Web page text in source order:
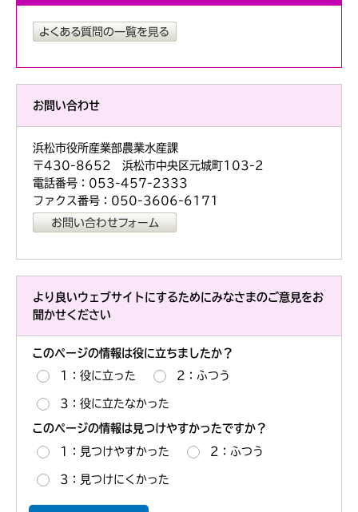
お問い合わせ
浜松市役所産業部農業水産課
〒430-8652 浜松市中央区元城町103-2
電話番号：053-457-2333
ファクス番号：050-3606-6171
より良いウェブサイトにするためにみなさまのご意見をお
聞かせください
このページの情報は役に立ちましたか？
1：役に立った 2：ふつう
3：役に立たなかった
このページの情報は見つけやすかったですか？
1：見つけやすかった 2：ふつう
3：見つけにくかった